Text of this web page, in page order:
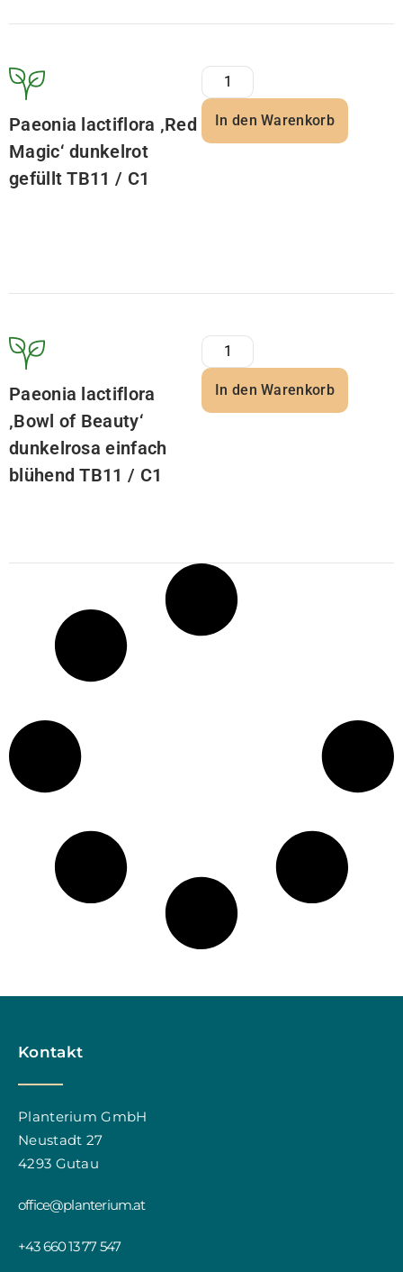
Paeonia lactiflora ‚Red
Magic‘ dunkelrot
gefüllt TB11 / C1
In den Warenkorb
Paeonia lactiflora
‚Bowl of Beauty‘
dunkelrosa einfach
blühend TB11 / C1
In den Warenkorb
Kontakt
Planterium GmbH
Neustadt 27
4293 Gutau
office@planterium.at
+43 660 13 77 547